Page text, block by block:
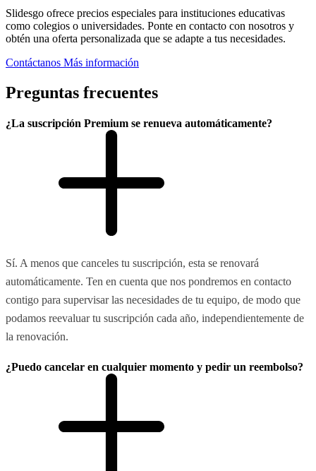
Slidesgo ofrece precios especiales para instituciones educativas
como colegios o universidades. Ponte en contacto con nosotros y
obtén una oferta personalizada que se adapte a tus necesidades.
Contáctanos Más información
Preguntas frecuentes
¿La suscripción Premium se renueva automáticamente?
Sí. A menos que canceles tu suscripción, esta se renovará
automáticamente. Ten en cuenta que nos pondremos en contacto
contigo para supervisar las necesidades de tu equipo, de modo que
podamos reevaluar tu suscripción cada año, independientemente de
la renovación.
¿Puedo cancelar en cualquier momento y pedir un reembolso?